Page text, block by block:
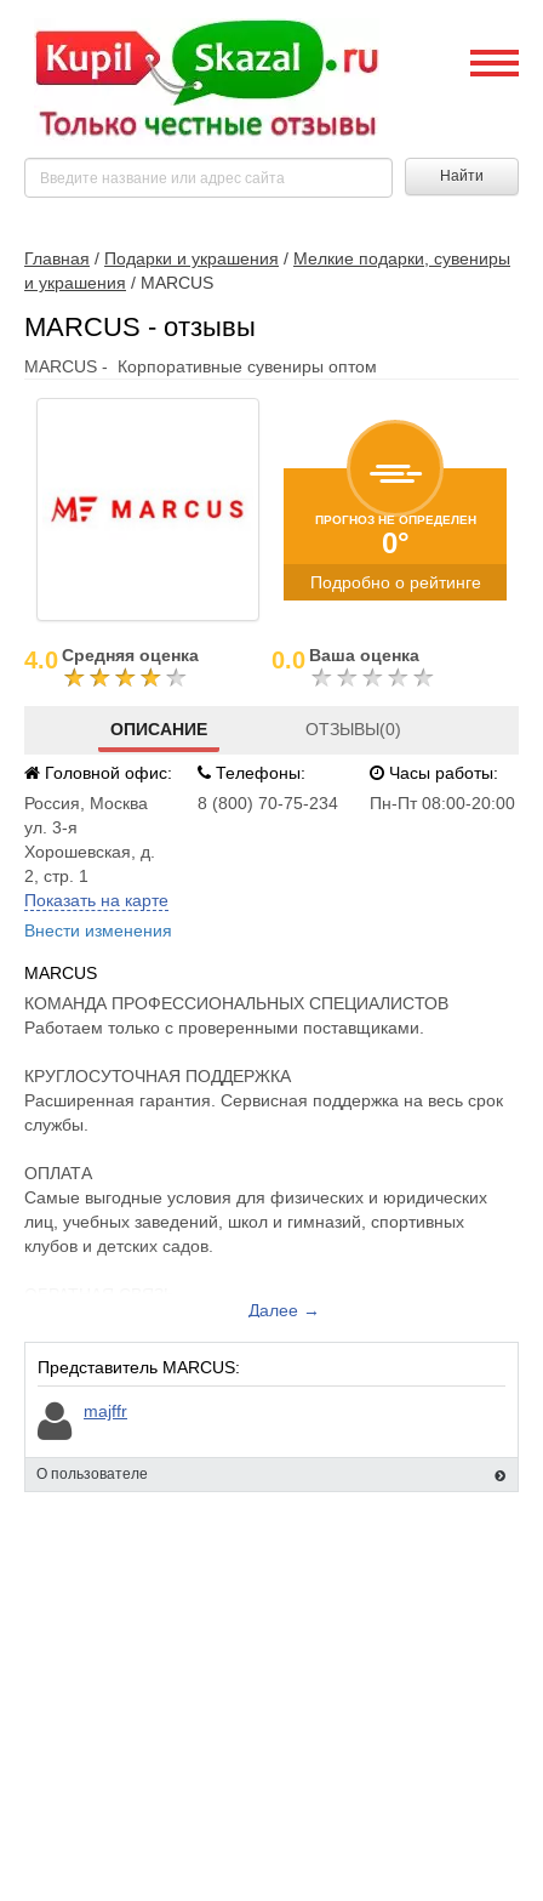
Найти
Главная / Подарки и украшения / Мелкие подарки, сувениры
и украшения / MARCUS
MARCUS - отзывы
MARCUS - Корпоративные сувениры оптом
ПРОГНОЗ НЕ ОПРЕДЕЛЕН
0°
Подробно о рейтинге
4.0Средняя оценка 0.0 Ваша оценка
ОПИСАНИЕ ОТЗЫВЫ(0)
Головной офис:
Россия
Москва
ул. 3-я
Хорошевская, д.
2, стр. 1
Показать на карте
Внести изменения
Телефоны:
8 (800) 70-75-234
Часы работы:
Пн-Пт 08:00-20:00
MARCUS
КОМАНДА ПРОФЕССИОНАЛЬНЫХ СПЕЦИАЛИСТОВ
Работаем только с проверенными поставщиками.
КРУГЛОСУТОЧНАЯ ПОДДЕРЖКА
Расширенная гарантия. Сервисная поддержка на весь срок
службы.
ОПЛАТА
Самые выгодные условия для физических и юридических
лиц, учебных заведений, школ и гимназий, спортивных
клубов и детских садов.
Мы ценим каждое мнение наших клиентов и партнеров.
Всегда готовы выслушать предложения и отзывы.
ДОСТАВКА
Доставка заказов осуществляется в более 25 000 городов по
всей России.
СОТРУДНИЧЕСТВО
Далее →
Представитель MARCUS:
majffr
О пользователе